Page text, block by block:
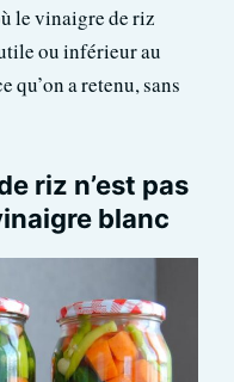
le vinaigre de riz
ou inférieur au
a retenu, sans
riz n’est pas
blanc